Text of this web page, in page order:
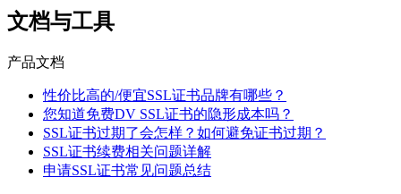
文档与工具
产品文档
性价比高的/便宜SSL证书品牌有哪些？
您知道免费DV SSL证书的隐形成本吗？
SSL证书过期了会怎样？如何避免证书过期？
SSL证书续费相关问题详解
申请SSL证书常见问题总结